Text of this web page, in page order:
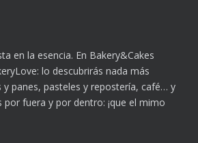
en la esencia. En Bakery&Cakes
lo descubrirás nada más
panes, pasteles y repostería, café… y
por fuera y por dentro: ¡que el mimo